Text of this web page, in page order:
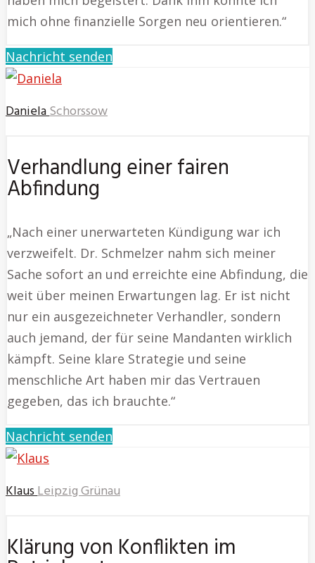
mich ohne finanzielle Sorgen neu orientieren.“
Nachricht senden
DanielaSchorssow
Verhandlung einer fairen
Abfindung
„Nach einer unerwarteten Kündigung war ich
verzweifelt. Dr. Schmelzer nahm sich meiner
Sache sofort an und erreichte eine Abfindung, die
weit über meinen Erwartungen lag. Er ist nicht
nur ein ausgezeichneter Verhandler, sondern
auch jemand, der für seine Mandanten wirklich
kämpft. Seine klare Strategie und seine
menschliche Art haben mir das Vertrauen
gegeben, das ich brauchte.“
Nachricht senden
KlausLeipzig Grünau
Klärung von Konflikten im